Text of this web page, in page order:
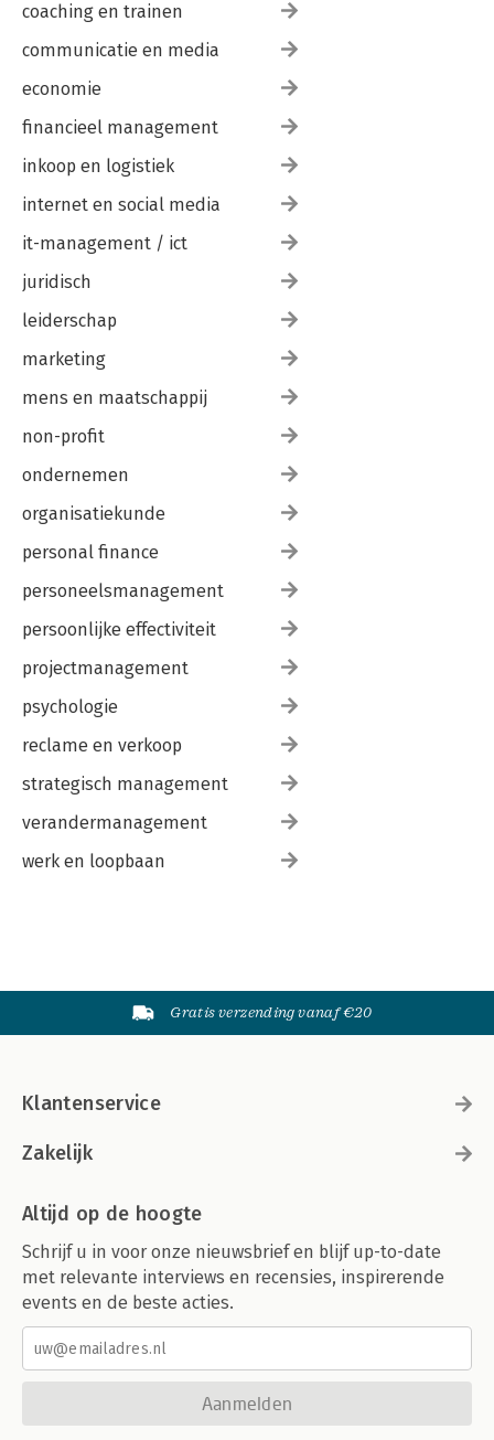
coaching en trainen
communicatie en media
economie
financieel management
inkoop en logistiek
internet en social media
it-management / ict
juridisch
leiderschap
marketing
mens en maatschappij
non-profit
ondernemen
organisatiekunde
personal finance
personeelsmanagement
persoonlijke effectiviteit
projectmanagement
psychologie
reclame en verkoop
strategisch management
verandermanagement
werk en loopbaan
Gratis verzending vanaf €20
Klantenservice
Zakelijk
Altijd op de hoogte
Schrijf u in voor onze nieuwsbrief en blijf up-to-date
met relevante interviews en recensies, inspirerende
events en de beste acties.
Aanmelden